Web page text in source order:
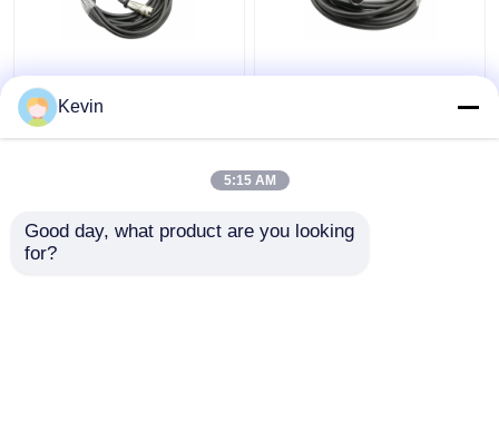
Waterdicht HUAWEI
AISG kabel DB9 tot
M16 8 pin vrouwelijk 5
AISG-kabels RET-
besturingskabel D-Sub
Kevin
5:15 AM
Good day, what product are you looking
for?